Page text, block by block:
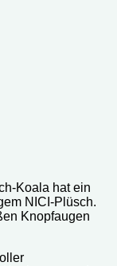
Koala hat ein
NICI-Plüsch.
Knopfaugen